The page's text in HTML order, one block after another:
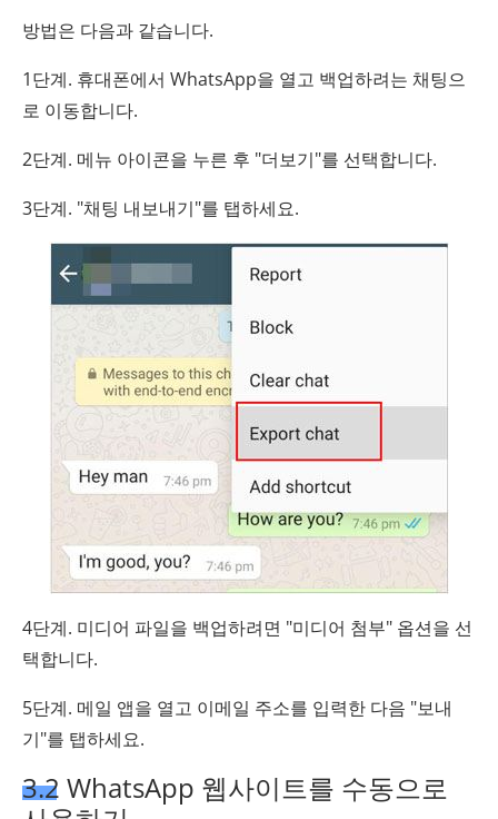
방법은 다음과 같습니다.
1단계. 휴대폰에서 WhatsApp을 열고 백업하려는 채팅으
로 이동합니다.
2단계. 메뉴 아이콘을 누른 후 "더보기"를 선택합니다.
3단계. "채팅 내보내기"를 탭하세요.
4단계. 미디어 파일을 백업하려면 "미디어 첨부" 옵션을 선
택합니다.
5단계. 메일 앱을 열고 이메일 주소를 입력한 다음 "보내
기"를 탭하세요.
3.2 WhatsApp 웹사이트를 수동으로